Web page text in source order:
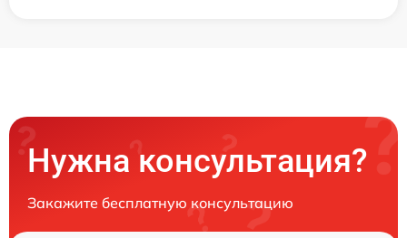
Нужна консультация?
Закажите бесплатную консультацию